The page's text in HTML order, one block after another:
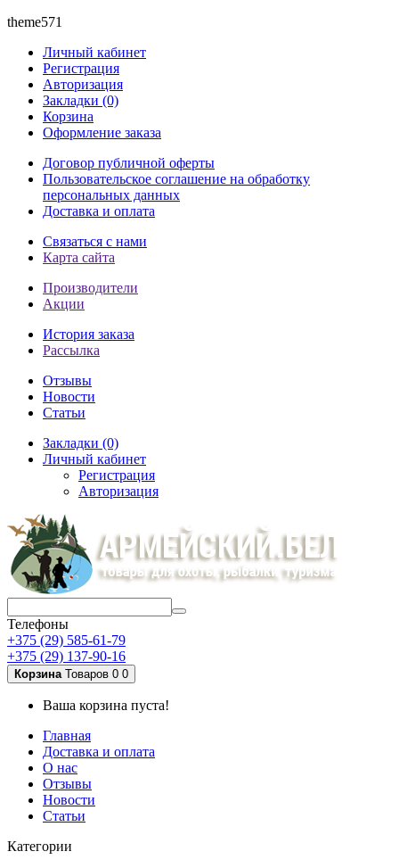
theme571
Личный кабинет
Регистрация
Авторизация
Закладки (0)
Корзина
Оформление заказа
Договор публичной оферты
Пользовательское соглашение на обработку
персональных данных
Доставка и оплата
Связаться с нами
Карта сайта
Производители
Акции
История заказа
Рассылка
Отзывы
Новости
Статьи
Закладки (0)
Личный кабинет
Регистрация
Авторизация
Телефоны
+375 (29) 585-61-79
+375 (29) 137-90-16
Корзина Товаров 0 0
Ваша корзина пуста!
Главная
Доставка и оплата
О нас
Отзывы
Новости
Статьи
Категории